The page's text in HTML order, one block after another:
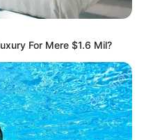
Zalatnay Sarolta.
For Mere $1.6 Mil?